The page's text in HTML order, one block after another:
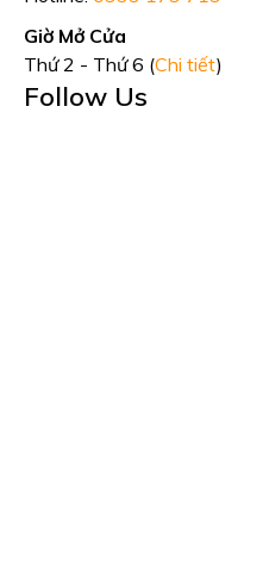
Giờ Mở Cửa
Thứ 2 - Thứ 6 (Chi tiết)
Follow Us